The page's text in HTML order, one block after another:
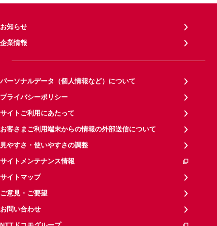
お知らせ
企業情報
パーソナルデータ（個人情報など）について
プライバシーポリシー
サイトご利用にあたって
お客さまご利用端末からの情報の外部送信について
見やすさ・使いやすさの調整
サイトメンテナンス情報
サイトマップ
ご意見・ご要望
お問い合わせ